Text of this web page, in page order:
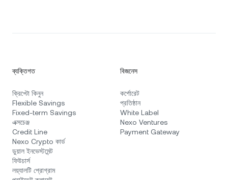
ব্যক্তিগত
ক্রিপ্টো কিনুন
Flexible Savings
Fixed-term Savings
এক্সচেঞ্জ
Credit Line
Nexo Crypto কার্ড
ডুয়াল ইনভেস্টমেন্ট
ফিউচার্স
লয়্যালটি প্রোগ্রাম
বিজনেস
কর্পোরেট
প্রতিষ্ঠান
White Label
Nexo Ventures
Payment Gateway